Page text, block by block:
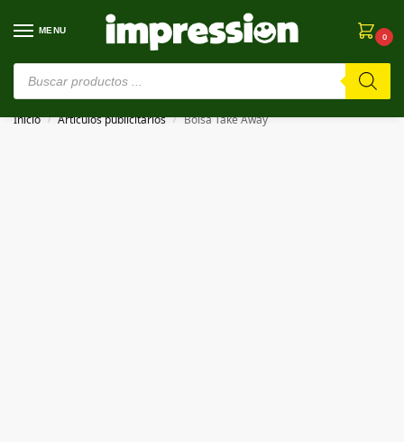
MENU
0
⚠️ Estamos en pruebas. Si algo falla, ¡Perdón!⚠️
Inicio / Artículos publicitarios / Bolsa Take Away